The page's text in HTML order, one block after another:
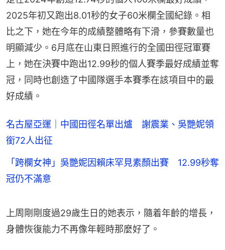
2025年初又跑出8.01秒的女子60米欄全國紀錄。相
比之下，她在今年的成績整體略有下滑，參賽數量也
明顯減少。6月底在山東日照進行的全國田徑冠軍賽
上，她在決賽中跑出12.99秒的個人賽季最好成績並奪
冠，同時也創造了中國隊選手本賽季在該項目中的最
好成績。
名古屋亞運｜中國田徑名單出爐 謝震業、吳艷妮領
銜72人出征
「跨欄女神」吳艷妮因賴床罕見素顏出賽 12.99秒奪
冠仍不滿意
上周剛剛度過29歲生日的她表示，隨着年齡的增長，
身體恢復能力不再像年輕時那麼好了。